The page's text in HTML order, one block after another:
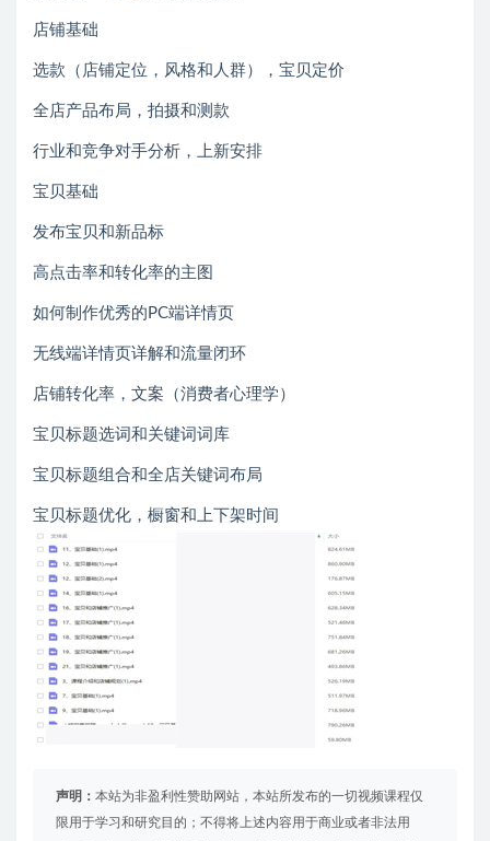
店铺基础
选款（店铺定位，风格和人群），宝贝定价
全店产品布局，拍摄和测款
行业和竞争对手分析，上新安排
宝贝基础
发布宝贝和新品标
高点击率和转化率的主图
如何制作优秀的PC端详情页
无线端详情页详解和流量闭环
店铺转化率，文案（消费者心理学）
宝贝标题选词和关键词词库
宝贝标题组合和全店关键词布局
宝贝标题优化，橱窗和上下架时间
声明： 本站为非盈利性赞助网站，本站所发布的一切视频课程仅
限用于学习和研究目的；不得将上述内容用于商业或者非法用